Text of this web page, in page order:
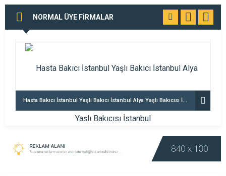
NORMAL ÜYE FİRMALAR
GÖR
Hasta Bakıcı İstanbul Yaşlı Bakıcı İstanbul Alya Yaşlı Bakıcısı İstanbul